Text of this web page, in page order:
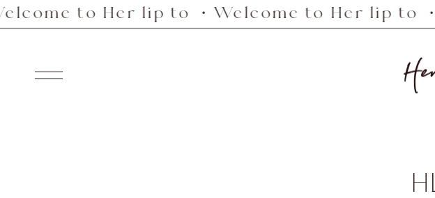
Skip
to
lip to ・Welcome to Her lip to ・
Navigation